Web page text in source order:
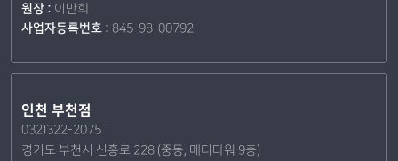
원장 : 이만희
사업자등록번호 : 845-98-00792
인천 부천점
032)322-2075
경기도 부천시 신흥로 228 (중동, 메디타워 9층)